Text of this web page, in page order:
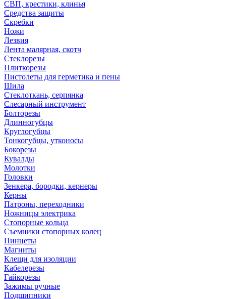
СВП, крестики, клинья
Средства защиты
Скребки
Ножи
Лезвия
Лента малярная, скотч
Стеклорезы
Плиткорезы
Пистолеты для герметика и пены
Шила
Стеклоткань, серпянка
Слесарный инструмент
Болторезы
Длинногубцы
Круглогубцы
Тонкогубцы, утконосы
Бокорезы
Кувалды
Молотки
Головки
Зенкера, бородки, кернеры
Керны
Патроны, переходники
Ножницы электрика
Стопорные кольца
Съемники стопорных колец
Пинцеты
Магниты
Клещи для изоляции
Кабелерезы
Гайкорезы
Зажимы ручные
Подшипники